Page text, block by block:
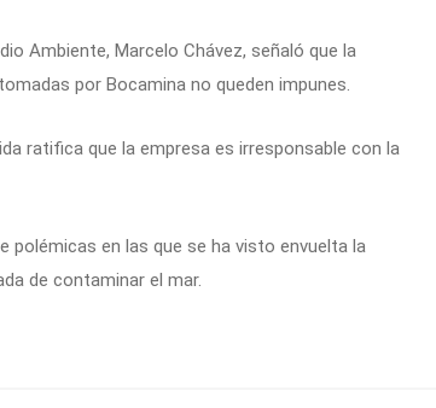
Ambiente, Marcelo Chávez, señaló que la
por Bocamina no queden impunes.
ratifica que la empresa es irresponsable con la
polémicas en las que se ha visto envuelta la
de contaminar el mar.